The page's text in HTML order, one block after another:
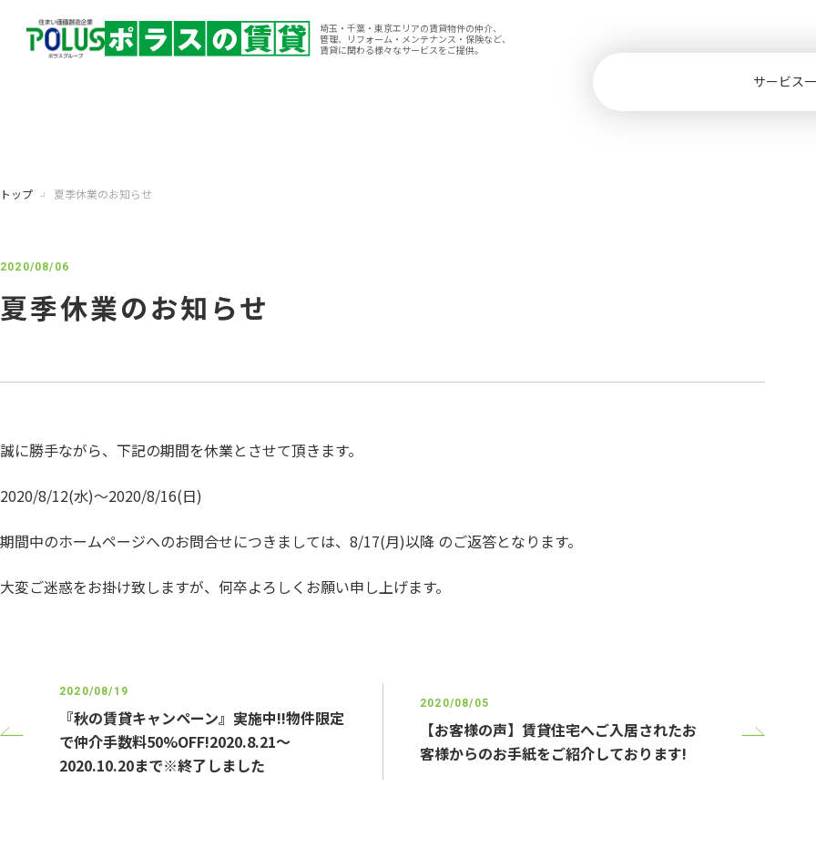
埼玉・千葉・東京エリアの賃貸物件の仲介、
管理、リフォーム・メンテナンス・保険など、
賃貸に関わる様々なサービスをご提供。
サービス
トップ 夏季休業のお知らせ
2020/08/06
夏季休業のお知らせ
誠に勝手ながら、下記の期間を休業とさせて頂きます。
2020/8/12(水)～2020/8/16(日)
期間中のホームページへのお問合せにつきましては、8/17(月)以降 のご返答となります。
大変ご迷惑をお掛け致しますが、何卒よろしくお願い申し上げます。
2020/08/19
『秋の賃貸キャンペーン』実施中!!物件限定
で仲介手数料50%OFF!2020.8.21～
2020.10.20まで※終了しました
2020/08/05
【お客様の声】賃貸住宅へご入居されたお
客様からのお手紙をご紹介しております!